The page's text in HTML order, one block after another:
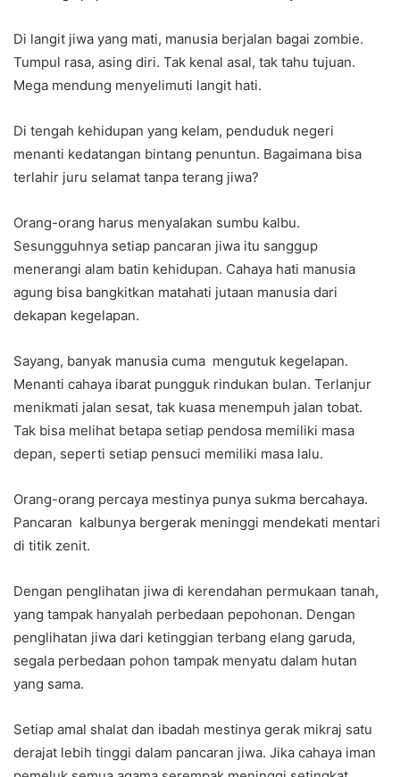
Di langit jiwa yang mati, manusia berjalan bagai zombie.
Tumpul rasa, asing diri. Tak kenal asal, tak tahu tujuan.
Mega mendung menyelimuti langit hati.
Di tengah kehidupan yang kelam, penduduk negeri
menanti kedatangan bintang penuntun. Bagaimana bisa
terlahir juru selamat tanpa terang jiwa?
Orang-orang harus menyalakan sumbu kalbu.
Sesungguhnya setiap pancaran jiwa itu sanggup
menerangi alam batin kehidupan. Cahaya hati manusia
agung bisa bangkitkan matahati jutaan manusia dari
dekapan kegelapan.
Sayang, banyak manusia cuma mengutuk kegelapan.
Menanti cahaya ibarat pungguk rindukan bulan. Terlanjur
menikmati jalan sesat, tak kuasa menempuh jalan tobat.
Tak bisa melihat betapa setiap pendosa memiliki masa
depan, seperti setiap pensuci memiliki masa lalu.
Orang-orang percaya mestinya punya sukma bercahaya.
Pancaran kalbunya bergerak meninggi mendekati mentari
di titik zenit.
Dengan penglihatan jiwa di kerendahan permukaan tanah,
yang tampak hanyalah perbedaan pepohonan. Dengan
penglihatan jiwa dari ketinggian terbang elang garuda,
segala perbedaan pohon tampak menyatu dalam hutan
yang sama.
Setiap amal shalat dan ibadah mestinya gerak mikraj satu
derajat lebih tinggi dalam pancaran jiwa. Jika cahaya iman